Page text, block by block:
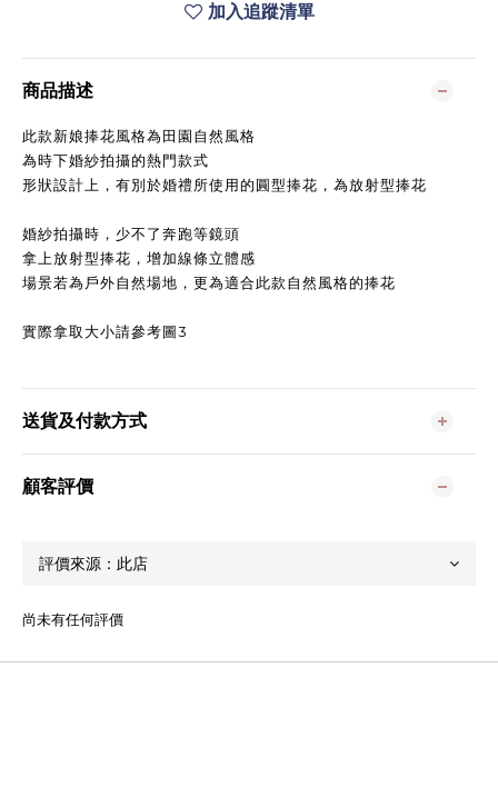
加入追蹤清單
商品描述
此款新娘捧花風格為田園自然風格
為時下婚紗拍攝的熱門款式
形狀設計上，有別於婚禮所使用的圓型捧花，為放射型捧花
婚紗拍攝時，少不了奔跑等鏡頭
拿上放射型捧花，增加線條立體感
場景若為戶外自然場地，更為適合此款自然風格的捧花
實際拿取大小請參考圖3
送貨及付款方式
顧客評價
尚未有任何評價